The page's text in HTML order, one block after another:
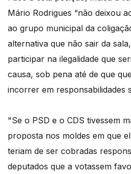
Mário Rodrigues “não deixou
ao grupo municipal da
alternativa que não sair da
participar na ilegalidade que
causa, sob pena até de que
incorrer em responsabilidades
"Se o PSD e o CDS tivessem
proposta nos moldes em que
teriam de ser cobradas
deputados que a votassem